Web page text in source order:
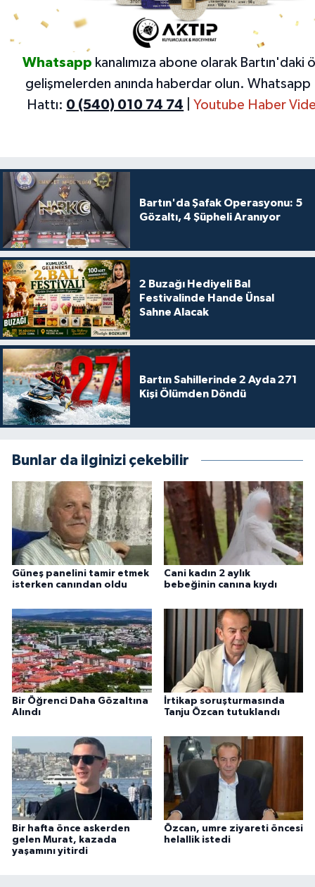
Whatsapp kanalımıza abone olarak Bartın'daki
gelişmelerden anında haberdar olun. Whatsapp
Hattı: 0 (540) 010 74 74 Youtube Haber
Bartın'da Şafak Operasyonu: 5
Gözaltı, 4 Şüpheli Aranıyor
2 Buzağı Hediyeli Bal
Festivalinde Hande Ünsal
Sahne Alacak
Bartın Sahillerinde 2 Ayda 271
Kişi Ölümden Döndü
Bunlar da ilginizi çekebilir
Güneş panelini tamir etmek
isterken canından oldu
Cani kadın 2 aylık
bebeğinin canına kıydı
Bir Öğrenci Daha Gözaltına
Alındı
İrtikap soruşturmasında
Tanju Özcan tutuklandı
Bir hafta önce askerden
gelen Murat, kazada
yaşamını yitirdi
Özcan, umre ziyareti öncesi
helallik istedi